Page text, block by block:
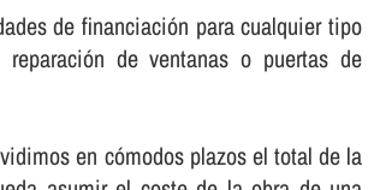
de financiación para cualquier tipo
de ventanas o puertas de
en cómodos plazos el total de la